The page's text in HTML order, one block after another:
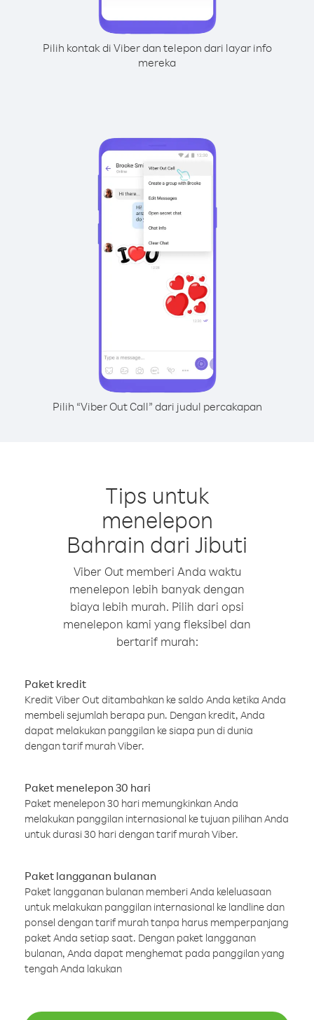
Pilih kontak di Viber dan telepon dari layar info
mereka
Pilih “Viber Out Call” dari judul percakapan
Tips untuk
menelepon
Bahrain dari Jibuti
Viber Out memberi Anda waktu
menelepon lebih banyak dengan
biaya lebih murah. Pilih dari opsi
menelepon kami yang fleksibel dan
bertarif murah:
Paket kredit
Kredit Viber Out ditambahkan ke saldo Anda ketika Anda
membeli sejumlah berapa pun. Dengan kredit, Anda
dapat melakukan panggilan ke siapa pun di dunia
dengan tarif murah Viber.
Paket menelepon 30 hari
Paket menelepon 30 hari memungkinkan Anda
melakukan panggilan internasional ke tujuan pilihan Anda
untuk durasi 30 hari dengan tarif murah Viber.
Paket langganan bulanan
Paket langganan bulanan memberi Anda keleluasaan
untuk melakukan panggilan internasional ke landline dan
ponsel dengan tarif murah tanpa harus memperpanjang
paket Anda setiap saat. Dengan paket langganan
bulanan, Anda dapat menghemat pada panggilan yang
tengah Anda lakukan